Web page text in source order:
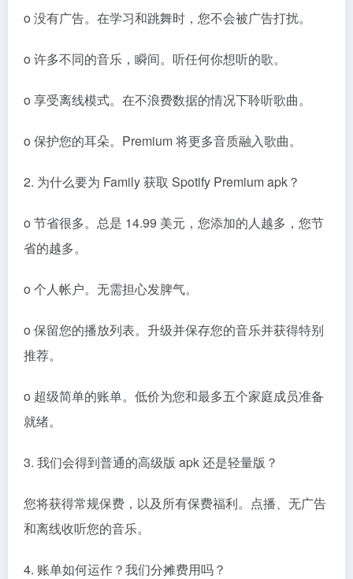
o 没有广告。在学习和跳舞时，您不会被广告打扰。
o 许多不同的音乐，瞬间。听任何你想听的歌。
o 享受离线模式。在不浪费数据的情况下聆听歌曲。
o 保护您的耳朵。Premium 将更多音质融入歌曲。
2. 为什么要为 Family 获取 Spotify Premium apk？
o 节省很多。总是 14.99 美元，您添加的人越多，您节
省的越多。
o 个人帐户。无需担心发脾气。
o 保留您的播放列表。升级并保存您的音乐并获得特别
推荐。
o 超级简单的账单。低价为您和最多五个家庭成员准备
就绪。
3. 我们会得到普通的高级版 apk 还是轻量版？
您将获得常规保费，以及所有保费福利。点播、无广告
和离线收听您的音乐。
4. 账单如何运作？我们分摊费用吗？